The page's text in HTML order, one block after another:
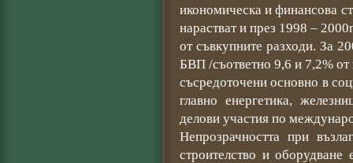
икономическа и финансова
нарастват и през 1998 –
от съвкупните разходи. За
БВП /съответно 9,6 и 7,2%
съсредоточени основно в
главно енергетика,
делови участия по
Непрозрачността при
строителство и